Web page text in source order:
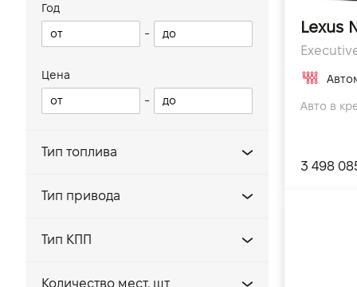
Год
-
Цена
-
Тип топлива
Гибрид
Тип привода
Передний
Тип КПП
Количество мест, шт
Lexus
Авто в
3 498